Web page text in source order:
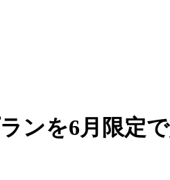
ンを6月限定